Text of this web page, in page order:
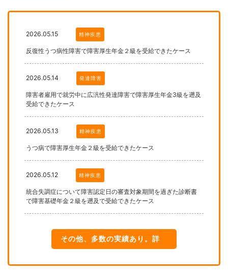
2026.05.15 精神疾患
反復性うつ病性障害で障害厚生年金２級を受給できたケース
2026.05.14 発達障害
障害者雇用で就労中に広汎性発達障害で障害厚生年金3級を遡及
受給できたケース
2026.05.13 精神疾患
うつ病で障害厚生年金２級を受給できたケース
2026.05.12 精神疾患
統合失調症について障害認定日の審査対象期間を過ぎた診断書
で障害基礎年金２級を遡及で受給できたケース
その他、多数の実績あり。詳